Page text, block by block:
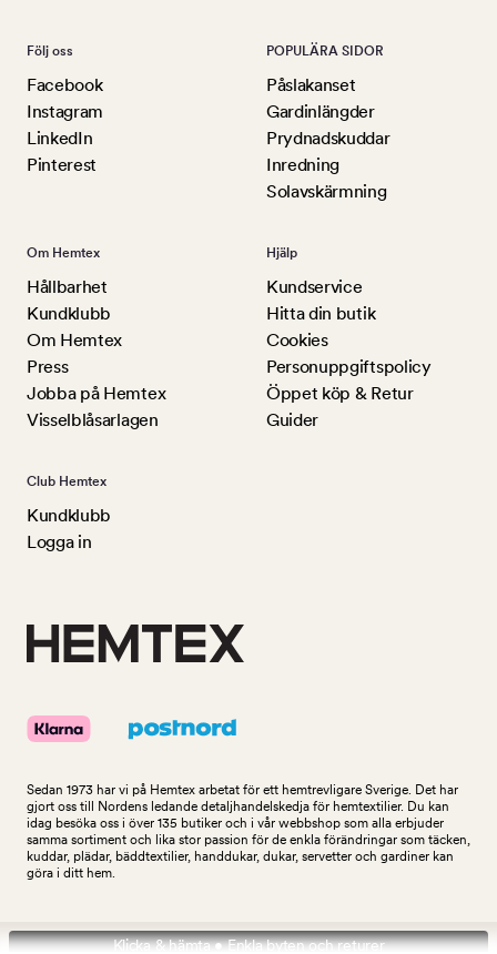
Följ oss
Facebook
Instagram
LinkedIn
Pinterest
POPULÄRA SIDOR
Påslakanset
Gardinlängder
Prydnadskuddar
Inredning
Solavskärmning
Om Hemtex
Hållbarhet
Kundklubb
Om Hemtex
Press
Jobba på Hemtex
Visselblåsarlagen
Hjälp
Kundservice
Hitta din butik
Cookies
Personuppgiftspolicy
Öppet köp & Retur
Guider
Club Hemtex
Kundklubb
Logga in
Sedan 1973 har vi på Hemtex arbetat för ett hemtrevligare Sverige. Det har
gjort oss till Nordens ledande detaljhandelskedja för hemtextilier. Du kan
idag besöka oss i över 135 butiker och i vår webbshop som alla erbjuder
samma sortiment och lika stor passion för de enkla förändringar som täcken,
kuddar, plädar, bäddtextilier, handdukar, dukar, servetter och gardiner kan
göra i ditt hem.
Klicka & hämta • Enkla byten och returer